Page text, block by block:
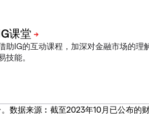
助IG的互动课程，加深对金融市场的理
技能。
数据来源︰截至2023年10月已公布的财